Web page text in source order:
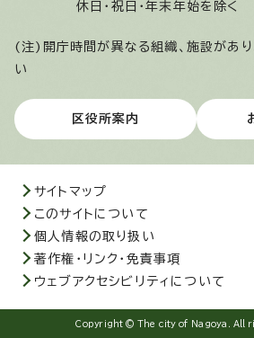
休日・祝日・年末年始を除く
(注)開庁時間が異なる組織、施設があ
い
区役所案内
サイトマップ
このサイトについて
個人情報の取り扱い
著作権・リンク・免責事項
ウェブアクセシビリティについて
Copyright © The city of Nagoya. All